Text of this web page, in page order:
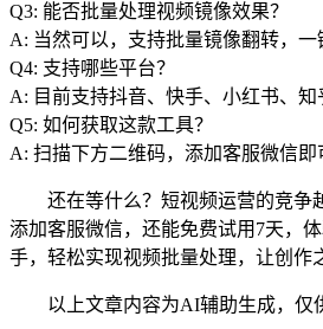
Q3: 能否批量处理视频镜像效果？
A: 当然可以，支持批量镜像翻转，一
Q4: 支持哪些平台？
A: 目前支持抖音、快手、小红书、知
Q5: 如何获取这款工具？
A: 扫描下方二维码，添加客服微信即
还在等什么？短视频运营的竞争
添加客服微信，还能免费试用7天，
手，轻松实现视频批量处理，让创作
以上文章内容为AI辅助生成，仅